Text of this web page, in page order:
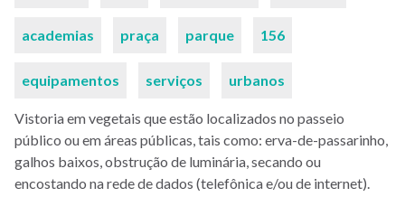
academias praça parque 156
equipamentos serviços urbanos
Vistoria em vegetais que estão localizados no passeio
público ou em áreas públicas, tais como: erva-de-passarinho,
galhos baixos, obstrução de luminária, secando ou
encostando na rede de dados (telefônica e/ou de internet).